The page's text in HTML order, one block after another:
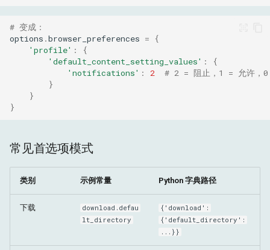
# 变成：
options .browser_preferences =
{
'profile' :
{
'default_content_setting_values' :
{
'notifications' : 2
# 2 = 阻止，1 = 允许，
}
}
}
常见首选项模式
类别 示例常量 Python 字典路径
下载
download.defau
lt_directory
{'download':
{'default_directory':
...}}